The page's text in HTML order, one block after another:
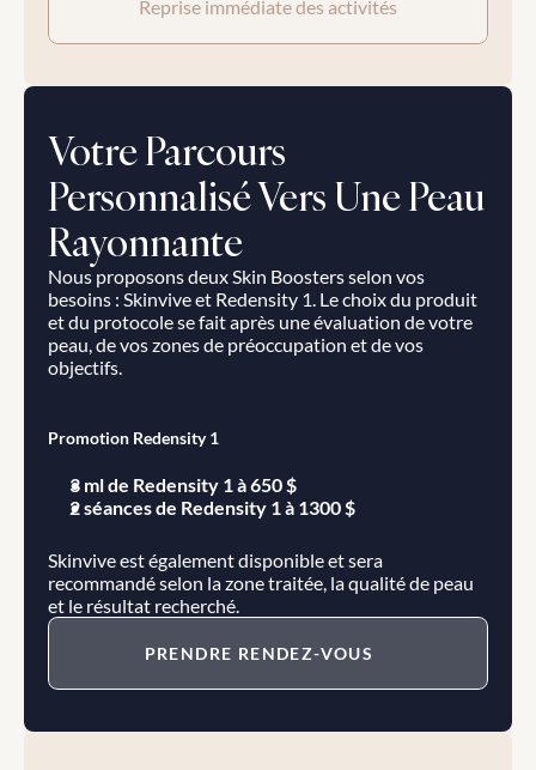
Reprise immédiate des activités
Votre Parcours
Personnalisé Vers Une Peau
Rayonnante
Nous proposons deux Skin Boosters selon vos
besoins : Skinvive et Redensity 1. Le choix du produit
et du protocole se fait après une évaluation de votre
peau, de vos zones de préoccupation et de vos
objectifs.
Promotion Redensity 1
3 ml de Redensity 1 à 650 $
2 séances de Redensity 1 à 1300 $
Skinvive est également disponible et sera
recommandé selon la zone traitée, la qualité de peau
et le résultat recherché.
PRENDRE RENDEZ-VOUS